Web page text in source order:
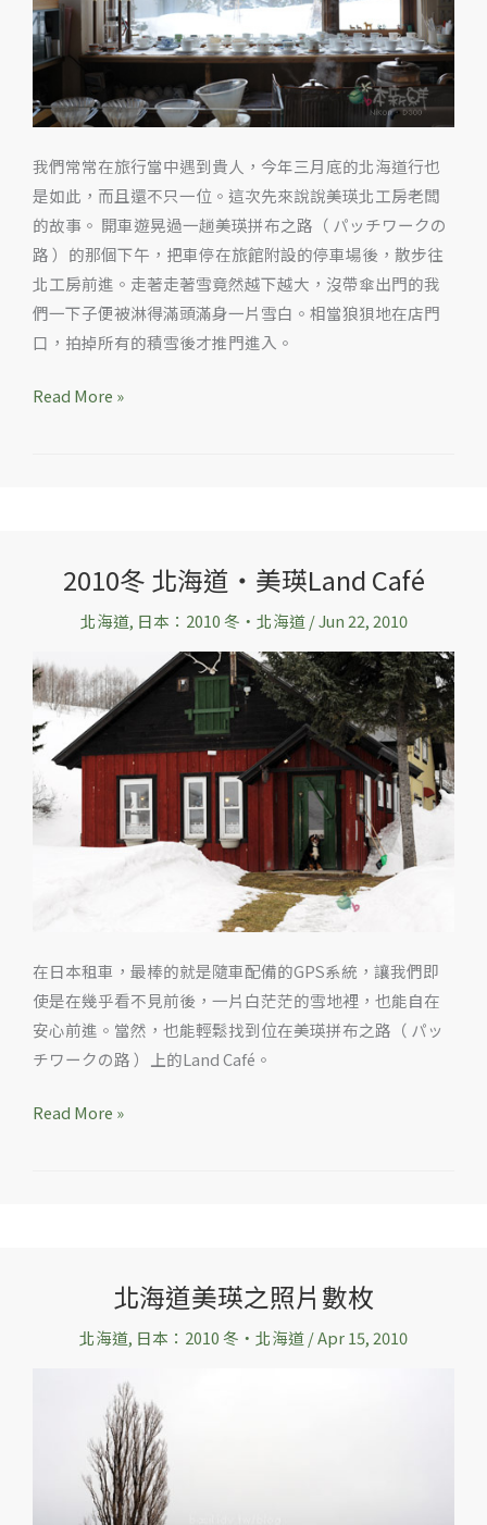
我們常常在旅行當中遇到貴人，今年三月底的北海道行也
是如此，而且還不只一位。這次先來說說美瑛北工房老闆
的故事。 開車遊晃過一趟美瑛拼布之路（ パッチワークの
路 ）的那個下午，把車停在旅館附設的停車場後，散步往
北工房前進。走著走著雪竟然越下越大，沒帶傘出門的我
們一下子便被淋得滿頭滿身一片雪白。相當狼狽地在店門
口，拍掉所有的積雪後才推門進入。
北
海
美
北
工
房
Café
Read More »
2010冬 北海道‧美瑛Land Café
北海道, 日本：2010 冬‧北海道/Jun 22, 2010
在日本租車，最棒的就是隨車配備的GPS系統，讓我們即
使是在幾乎看不見前後，一片白茫茫的雪地裡，也能自在
安心前進。當然，也能輕鬆找到位在美瑛拼布之路（ パッ
チワークの路 ）上的Land Café。
2010
海
道‧
美
瑛
Land
Café
Read More »
北海道美瑛之照片數枚
北海道, 日本：2010 冬‧北海道/Apr 15, 2010